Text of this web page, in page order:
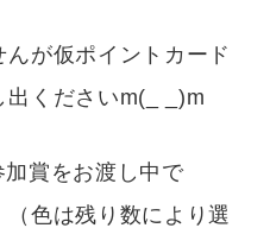
が仮ポイントカード
出くださいm(_ _)m
賞をお渡し中で
数により選